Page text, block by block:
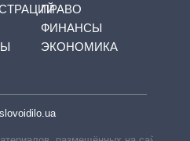
ПРАВО
ФИНАНСЫ
ЭКОНОМИКА